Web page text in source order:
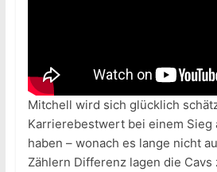
Mitchell wird sich glücklich
Karrierebestwert bei einem Sieg
haben – wonach es lange nicht
Zählern Differenz lagen die